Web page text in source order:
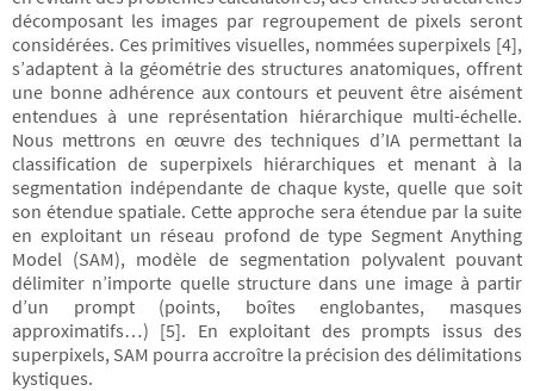
décomposant les images par regroupement de pixels seront
considérées. Ces primitives visuelles, nommées superpixels [4],
s’adaptent à la géométrie des structures anatomiques, offrent
une bonne adhérence aux contours et peuvent être aisément
entendues à une représentation hiérarchique multi-échelle.
Nous mettrons en œuvre des techniques d’IA permettant la
classification de superpixels hiérarchiques et menant à la
segmentation indépendante de chaque kyste, quelle que soit
son étendue spatiale. Cette approche sera étendue par la suite
en exploitant un réseau profond de type Segment Anything
Model (SAM), modèle de segmentation polyvalent pouvant
délimiter n’importe quelle structure dans une image à partir
d’un prompt (points, boîtes englobantes, masques
approximatifs…) [5]. En exploitant des prompts issus des
superpixels, SAM pourra accroître la précision des délimitations
kystiques.